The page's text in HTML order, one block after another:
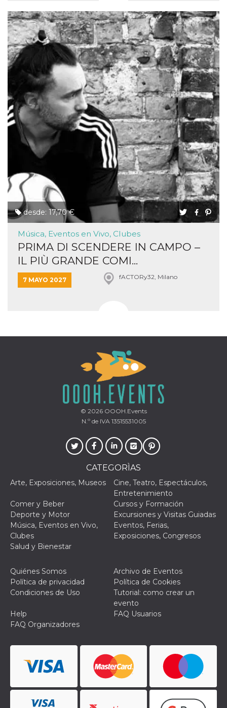
desde: 17,70 €
Música, Eventos en Vivo, Clubes
PRIMA DI SCENDERE IN CAMPO –
IL PIÙ GRANDE COMI...
7 MAYO 2027 fACTORy32, Milano
© 2026OOOH.Events
N.º de IVA 13515531005
CATEGORÌAS
Arte, Exposiciones, Museos
Cine, Teatro, Espectáculos,
Entretenimiento
Comer y Beber
Cursos y Formación
Deporte y Motor
Excursiones y Visitas Guiadas
Música, Eventos en Vivo,
Clubes
Eventos, Ferias,
Exposiciones, Congresos
Salud y Bienestar
Quiénes Somos
Archivo de Eventos
Política de privacidad
Política de Cookies
Condiciones de Uso
Tutorial: como crear un
evento
Help
FAQ Usuarios
FAQ Organizadores